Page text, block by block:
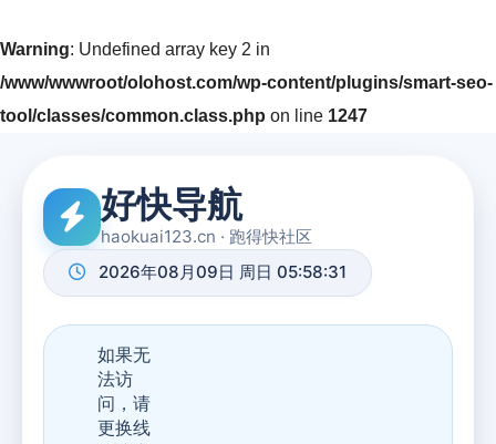
Warning: Undefined array key 2 in
/www/wwwroot/olohost.com/wp-content/plugins/smart-seo-
tool/classes/common.class.php on line 1247